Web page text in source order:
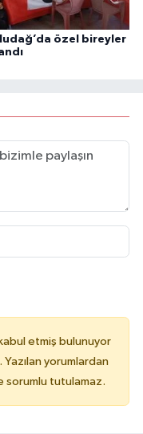
özel bireyler
kabul etmiş bulunuyor
yorumlardan
sorumlu tutulamaz.